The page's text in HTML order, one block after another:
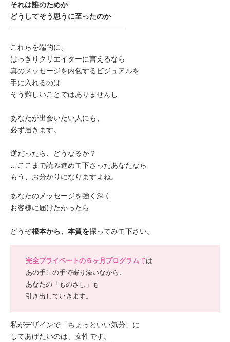
それは誰のためか
どうしてそう思うに至ったのか
――――――――――――――――
これらを端的に、
はっきりクリエイターに言えるなら
真のメッセージを内包するビジュアルを
手に入れるのは
そう難しいことではありませんし
あなたが出会いたい人にも、
必ず届きます。
逆だったら、どうなるか？
…ここまで読み進めて下さったあなたなら
もう、お分かりになりますよね。
あなたのメッセージを強く深く
お客様に届けたかったら
どうぞ根本から、本質を探ってみて下さい。
完全プライベートの６ヶ月プログラムでは
あの手この手で寄り添いながら、
あなたの「ものさし」も
引き出していきます。
私がデザインで「ちょっといい気分」に
してあげたいのは、女性です。